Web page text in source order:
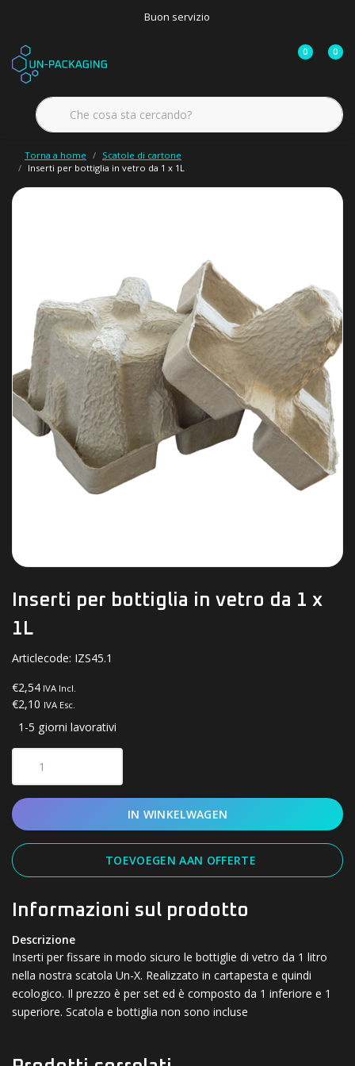
Buon servizio
0 0
Torna a home
Scatole di cartone
Inserti per bottiglia in vetro da 1 x 1L
Inserti per bottiglia in vetro da 1 x
1L
Articlecode: IZS45.1
€2,54 IVA Incl.
€2,10 IVA Esc.
1-5 giorni lavorativi
IN WINKELWAGEN
TOEVOEGEN AAN OFFERTE
Informazioni sul prodotto
Descrizione
Inserti per fissare in modo sicuro le bottiglie di vetro da 1 litro
nella nostra scatola Un-X. Realizzato in cartapesta e quindi
ecologico. Il prezzo è per set ed è composto da 1 inferiore e 1
superiore. Scatola e bottiglia non sono incluse